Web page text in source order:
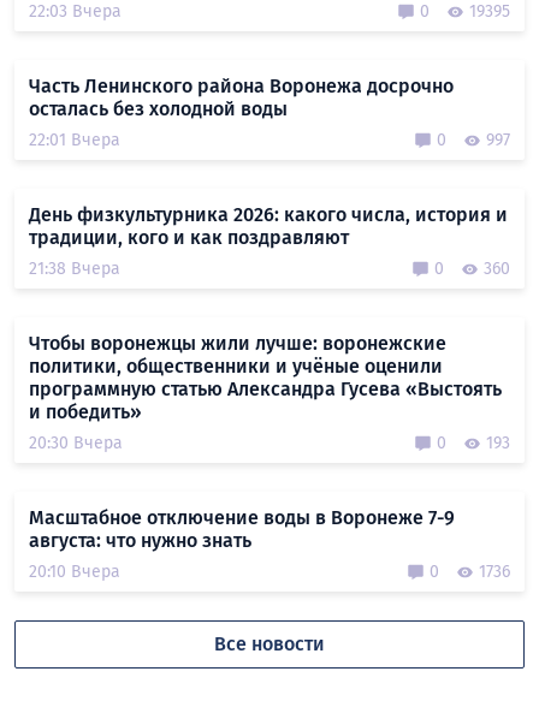
22:03 Вчера 0 19395
Часть Ленинского района Воронежа досрочно
осталась без холодной воды
22:01 Вчера 0 997
День физкультурника 2026: какого числа, история и
традиции, кого и как поздравляют
21:38 Вчера 0 360
Чтобы воронежцы жили лучше: воронежские
политики, общественники и учёные оценили
программную статью Александра Гусева «Выстоять
и победить»
20:30 Вчера 0 193
Масштабное отключение воды в Воронеже 7-9
августа: что нужно знать
20:10 Вчера 0 1736
Все новости